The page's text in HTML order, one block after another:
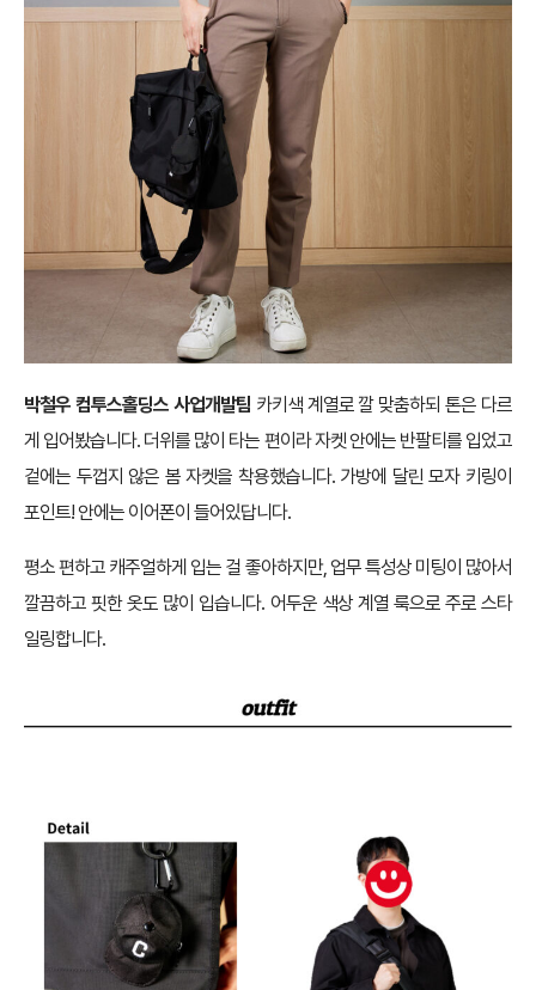
박철우 컴투스홀딩스 사업개발팀 카키색 계열로 깔 맞춤하되 톤은 다르
게 입어봤습니다. 더위를 많이 타는 편이라 자켓 안에는 반팔티를 입었고
겉에는 두껍지 않은 봄 자켓을 착용했습니다. 가방에 달린 모자 키링이
포인트! 안에는 이어폰이 들어있답니다.
평소 편하고 캐주얼하게 입는 걸 좋아하지만, 업무 특성상 미팅이 많아서
깔끔하고 핏한 옷도 많이 입습니다. 어두운 색상 계열 룩으로 주로 스타
일링합니다.